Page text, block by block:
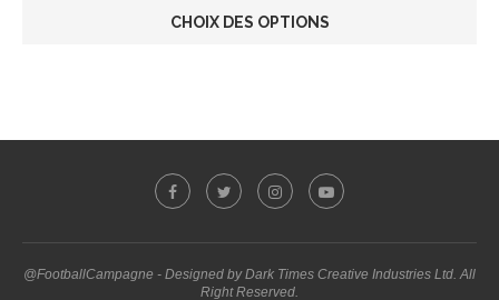
CHOIX DES OPTIONS
@FootballCampagne - Designed by Dark Times Creative Industries Ltd. All
Right Reserved.